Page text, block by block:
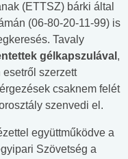
(ETTSZ) bárki által
(06-80-20-11-99) is
Tavaly
gélkapszulával ,
szerzett
csaknem felét
szenvedi el.
együttműködve a
Szövetség a